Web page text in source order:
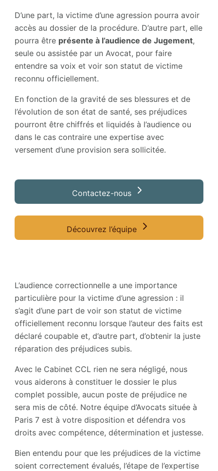
D’une part, la victime d’une agression pourra avoir
accès au dossier de la procédure. D’autre part, elle
pourra être présente à l’audience de Jugement,
seule ou assistée par un Avocat, pour faire
entendre sa voix et voir son statut de victime
reconnu officiellement.
En fonction de la gravité de ses blessures et de
l’évolution de son état de santé, ses préjudices
pourront être chiffrés et liquidés à l’audience ou
dans le cas contraire une expertise avec
versement d’une provision sera sollicitée.
Contactez-nous
Découvrez l’équipe
L’audience correctionnelle a une importance
particulière pour la victime d’une agression : il
s’agit d’une part de voir son statut de victime
officiellement reconnu lorsque l’auteur des faits est
déclaré coupable et, d’autre part, d’obtenir la juste
réparation des préjudices subis.
Avec le Cabinet CCL rien ne sera négligé, nous
vous aiderons à constituer le dossier le plus
complet possible, aucun poste de préjudice ne
sera mis de côté. Notre équipe d’Avocats située à
Paris 7 est à votre disposition et défendra vos
droits avec compétence, détermination et justesse.
Bien entendu pour que les préjudices de la victime
soient correctement évalués, l’étape de l’expertise